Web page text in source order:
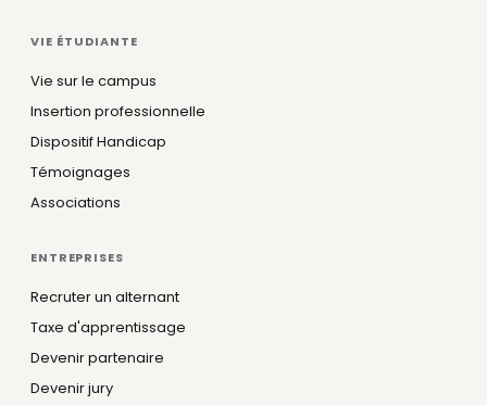
VIE ÉTUDIANTE
Vie sur le campus
Insertion professionnelle
Dispositif Handicap
Témoignages
Associations
ENTREPRISES
Recruter un alternant
Taxe d'apprentissage
Devenir partenaire
Devenir jury